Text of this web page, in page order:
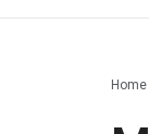
Home